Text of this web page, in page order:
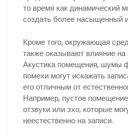
то время как динамический
создать более насыщенный
Кроме того, окружающая
также оказывают влияние на
Акустика помещения, шумы
помехи могут искажать
его отличным от
Например, пустое
отзвуки или эхо, которые
неестественно на записи.